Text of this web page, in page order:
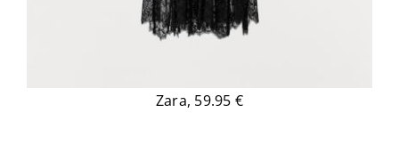
Zara, 59.95 €